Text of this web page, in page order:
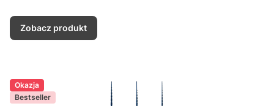
Zobacz produkt
Okazja
Bestseller